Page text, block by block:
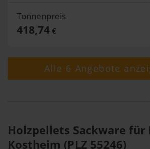
Tonnenpreis
418,74€
Alle 6 Angebote
Holzpellets Sackware für
Kostheim (PLZ 55246)